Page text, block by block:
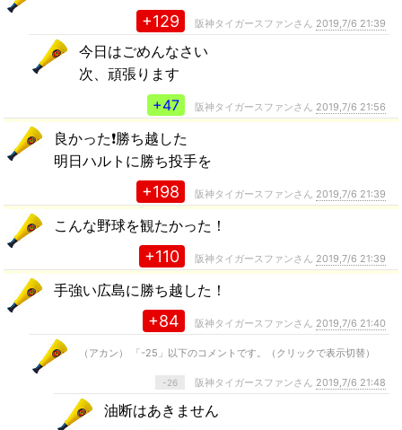
+129 阪神タイガースファンさん 2019,7/6 21:39
今日はごめんなさい
次、頑張ります
+47
阪神タイガースファンさん 2019,7/6 21:56
良かった❗️勝ち越した
明日ハルトに勝ち投手を
+198 阪神タイガースファンさん 2019,7/6 21:39
こんな野球を観たかった！
+110 阪神タイガースファンさん 2019,7/6 21:39
手強い広島に勝ち越した！
+84 阪神タイガースファンさん 2019,7/6 21:40
（アカン） 「-25」以下のコメントです。（クリックで表示切替）
-26 阪神タイガースファンさん 2019,7/6 21:48
油断はあきません